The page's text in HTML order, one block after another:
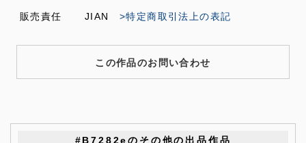
販売責任 JIAN >特定商取引法上の表記
この作品のお問い合わせ
#B7282eのその他の出品作品